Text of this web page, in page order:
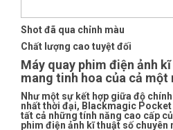
Shot đã qua chỉnh màu
Chất lượng cao tuyệt đối
Máy quay phim điện ảnh
mang tinh hoa của cả một
Như một sự kết hợp giữa độ
nhất thời đại, Blackmagic
tất cả những tính năng cao cấp
phim điện ảnh kĩ thuật số chuyên